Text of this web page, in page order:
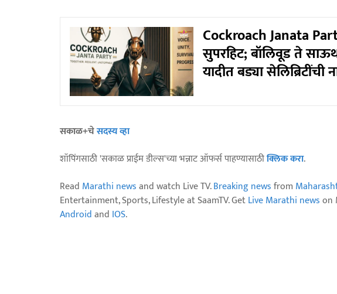
Cockroach Janata
सुपरहिट; बॉलिवूड ते
यादीत बड्या सेलिब्रिटींची
सकाळ+चेसदस्य व्हा
शॉपिंगसाठी 'सकाळ प्राईम डील्स'च्या भन्नाट ऑफर्स पाहण्यासाठीक्लिक करा.
Read Marathi newsand watch Live TV.Breaking newsfrom
Entertainment, Sports, Lifestyle at SaamTV. GetLive Marathi newson
Androidand IOS.